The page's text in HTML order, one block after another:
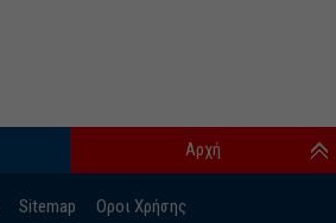
Sitemap Οροι Χρήσης
Αρχή